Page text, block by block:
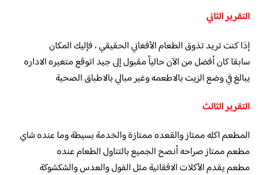
التقرير الثاني
إذا كنت تريد تذوق الطعام الأفغاني الحقيقي ، فإليك المكان
سابقا كان أفضل من الآن حالياً مقبول إلى جيد اتوقع متغيره الاداره
يبالغ في وضع الزيت بالاطعمه وغير مبالي بالاطباق الصحية
التقرير الثالث
المطعم اكله ممتاز والقعده ممتازة والخدمة بسيطة وما عنده شاي
مطعم ممتاز صراحه أنصح الجميع بالتناول الطعام عنده
مطعم يقدم الأكلات الافقانية مثل الفول والعدس والشكشوكة